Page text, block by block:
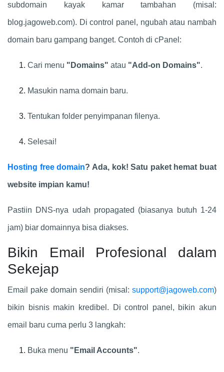
subdomain kayak kamar tambahan (misal:
blog.jagoweb.com). Di control panel, ngubah atau nambah
domain baru gampang banget. Contoh di cPanel:
Cari menu "Domains" atau "Add-on Domains".
Masukin nama domain baru.
Tentukan folder penyimpanan filenya.
Selesai!
Hosting free domain? Ada, kok! Satu paket hemat buat
website impian kamu!
Pastiin DNS-nya udah propagated (biasanya butuh 1-24
jam) biar domainnya bisa diakses.
Bikin Email Profesional dalam
Sekejap
Email pake domain sendiri (misal: support@jagoweb.com)
bikin bisnis makin kredibel. Di control panel, bikin akun
email baru cuma perlu 3 langkah:
Buka menu "Email Accounts".